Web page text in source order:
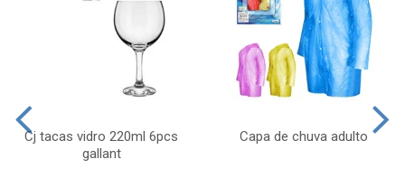
Cj tacas vidro 220ml 6pcs
gallant
Capa de chuva adulto